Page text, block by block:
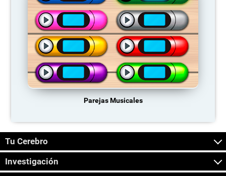
Parejas Musicales
Tu Cerebro
Investigación